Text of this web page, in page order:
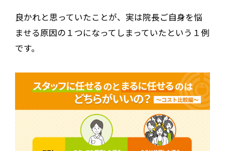
良かれと思っていたことが、実は院長ご自身を悩
ませる原因の１つになってしまっていたという１例
です。